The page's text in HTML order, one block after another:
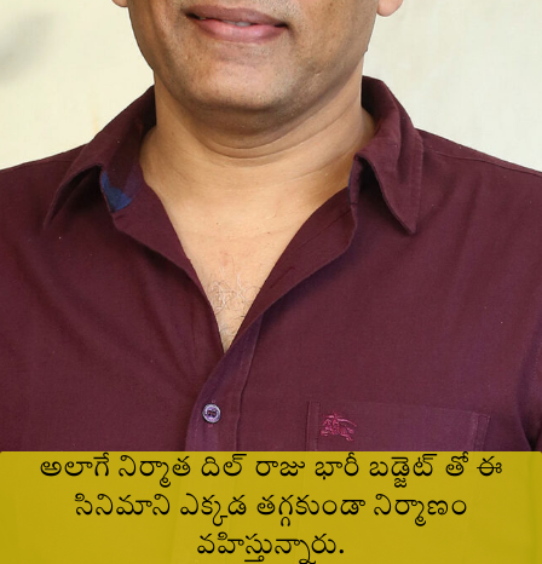
అలాగే నిర్మాత దిల్ రాజు భారీ బడ్జెట్ తో ఈ
సినిమాని ఎక్కడ తగ్గకుండా నిర్మాణం
వహిస్తున్నారు.